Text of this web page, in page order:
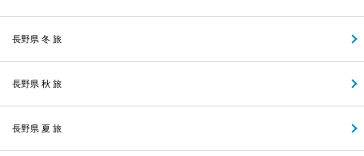
長野県 冬 旅
長野県 秋 旅
長野県 夏 旅